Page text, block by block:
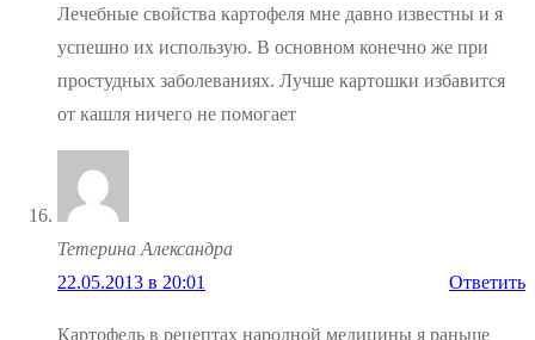
Лечебные свойства картофеля мне давно известны и я
успешно их использую. В основном конечно же при
простудных заболеваниях. Лучше картошки избавится
от кашля ничего не помогает
Тетерина Александра
22.05.2013 в 20:01
Ответить
Картофель в рецептах народной медицины я раньше